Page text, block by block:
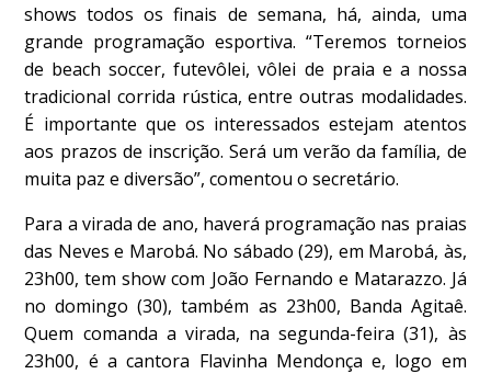
shows todos os finais de semana, há, ainda, uma
grande programação esportiva. “Teremos torneios
de beach soccer, futevôlei, vôlei de praia e a nossa
tradicional corrida rústica, entre outras modalidades.
É importante que os interessados estejam atentos
aos prazos de inscrição. Será um verão da família, de
muita paz e diversão”, comentou o secretário.
Para a virada de ano, haverá programação nas praias
das Neves e Marobá. No sábado (29), em Marobá, às,
23h00, tem show com João Fernando e Matarazzo. Já
no domingo (30), também as 23h00, Banda Agitaê.
Quem comanda a virada, na segunda-feira (31), às
23h00, é a cantora Flavinha Mendonça e, logo em